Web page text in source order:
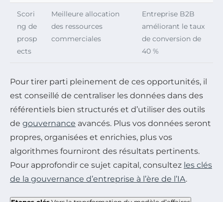
Scori
ng de
prosp
ects
Meilleure allocation
des ressources
commerciales
Entreprise B2B
améliorant le taux
de conversion de
40 %
Pour tirer parti pleinement de ces opportunités, il
est conseillé de centraliser les données dans des
référentiels bien structurés et d’utiliser des outils
de gouvernance avancés. Plus vos données seront
propres, organisées et enrichies, plus vos
algorithmes fourniront des résultats pertinents.
Pour approfondir ce sujet capital, consultez les clés
de la gouvernance d’entreprise à l’ère de l’IA.